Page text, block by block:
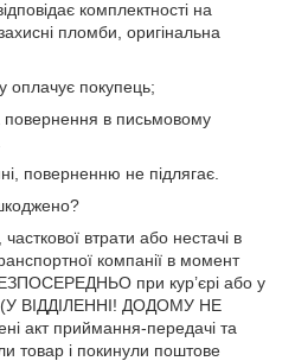
комплектності на
пломби, оригінальна
оплачує покупець;
в письмовому
поверненню не підлягає.
втрати або нестачі в
компанії в момент
при кур’єрі або у
(У ВІДДІЛЕННІ! ДОДОМУ НЕ
акт приймання-передачі та
товар і покинули поштове